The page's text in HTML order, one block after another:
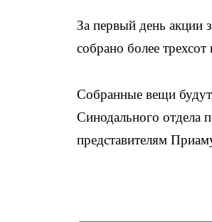
За первый день акции
собрано более
Собранные вещи
Синодального отдела
представителям